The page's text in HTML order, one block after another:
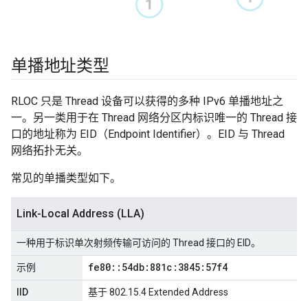
单播地址类型
RLOC 只是 Thread 设备可以获得的多种 IPv6 单播地址之
一。另一类用于在 Thread 网络分区内标识唯一的 Thread 接
口的地址称为 EID（Endpoint Identifier）。EID 与 Thread
网络拓扑无关。
常见的单播类型如下。
Link-Local Address (LLA)
一种用于标识单次射频传输可访问的 Thread 接口的 EID。
示例 fe80:: 54db:881c:3845:57f4
IID 基于 802.15.4 Extended Address